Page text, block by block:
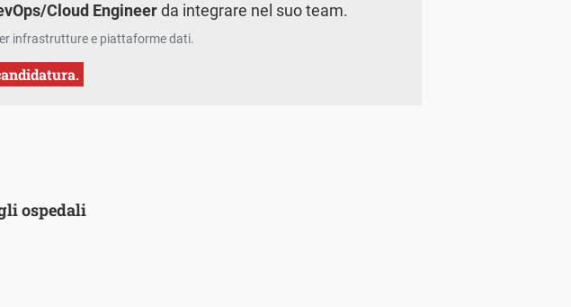
Cloud Engineerda integrare nel suo team.
infrastrutture e piattaforme dati.
ospedali